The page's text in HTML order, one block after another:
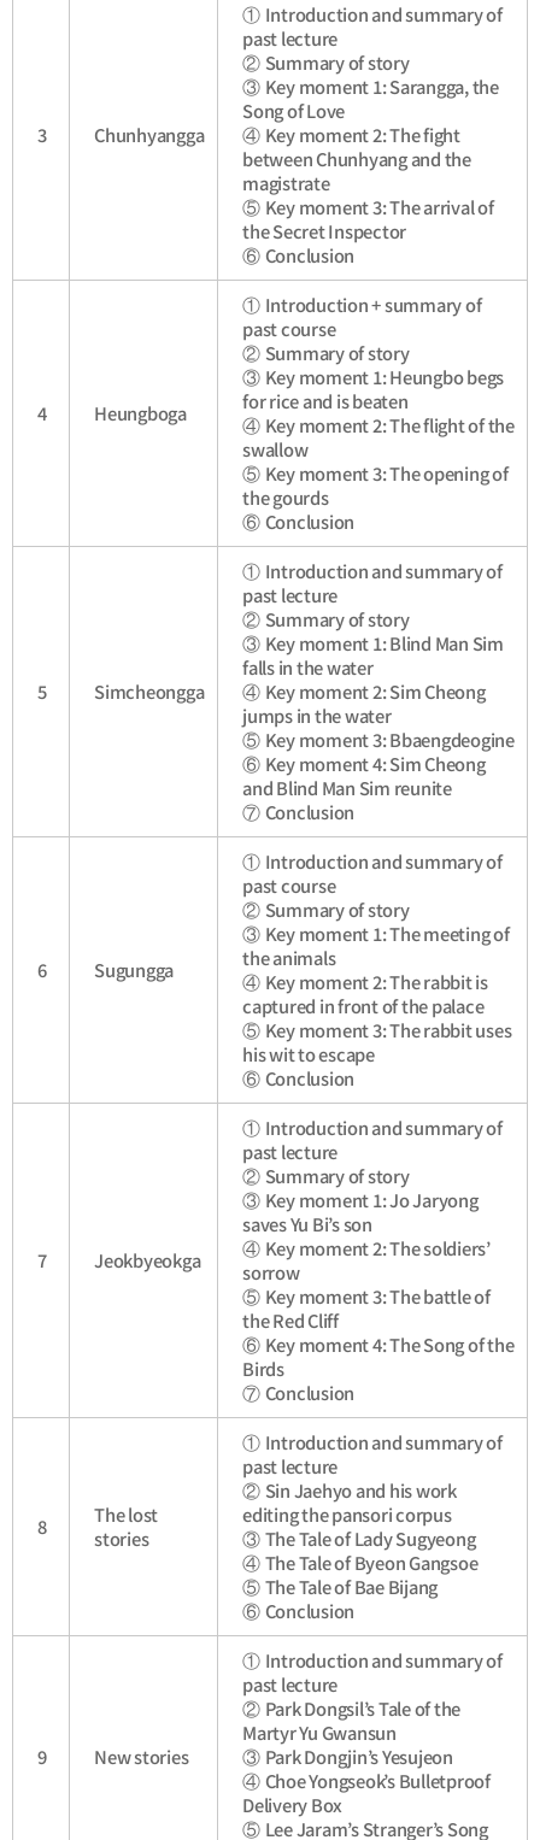
3 Chunhyangga
① Introduction and summary of
past lecture
② Summary of story
③ Key moment 1: Sarangga, the
Song of Love
④ Key moment 2: The fight
between Chunhyang and the
magistrate
⑤ Key moment 3: The arrival of
the Secret Inspector
⑥Conclusion
4 Heungboga
① Introduction + summary of
past course
② Summary of story
③ Key moment 1: Heungbo begs
for rice and is beaten
④ Key moment 2: The flight of the
swallow
⑤ Key moment 3: The opening of
the gourds
⑥Conclusion
5 Simcheongga
① Introduction and summary of
past lecture
② Summary of story
③ Key moment 1: Blind Man Sim
falls in the water
④ Key moment 2: Sim Cheong
jumps in the water
⑤ Key moment 3: Bbaengdeogine
⑥ Key moment 4: Sim Cheong
and Blind Man Sim reunite
⑦Conclusion
6 Sugungga
① Introduction and summary of
past course
② Summary of story
③ Key moment 1: The meeting of
the animals
④ Key moment 2: The rabbit is
captured in front of the palace
⑤ Key moment 3: The rabbit uses
his wit to escape
⑥Conclusion
7 Jeokbyeokga
① Introduction and summary of
past lecture
② Summary of story
③ Key moment 1: Jo Jaryong
saves Yu Bi’s son
④ Key moment 2: The soldiers’
sorrow
⑤ Key moment 3: The battle of
the Red Cliff
⑥ Key moment 4: The Song of the
Birds
⑦Conclusion
8
The lost
stories
① Introduction and summary of
past lecture
② Sin Jaehyo and his work
editing the pansori corpus
③The Tale of Lady Sugyeong
④The Tale of Byeon Gangsoe
⑤The Tale of Bae Bijang
⑥Conclusion
9 New stories
① Introduction and summary of
past lecture
② Park Dongsil’s Tale of the
Martyr Yu Gwansun
③ Park Dongjin’s Yesujeon
④Choe Yongseok’s Bulletproof
Delivery Box
⑤ Lee Jaram’s Stranger’s Song